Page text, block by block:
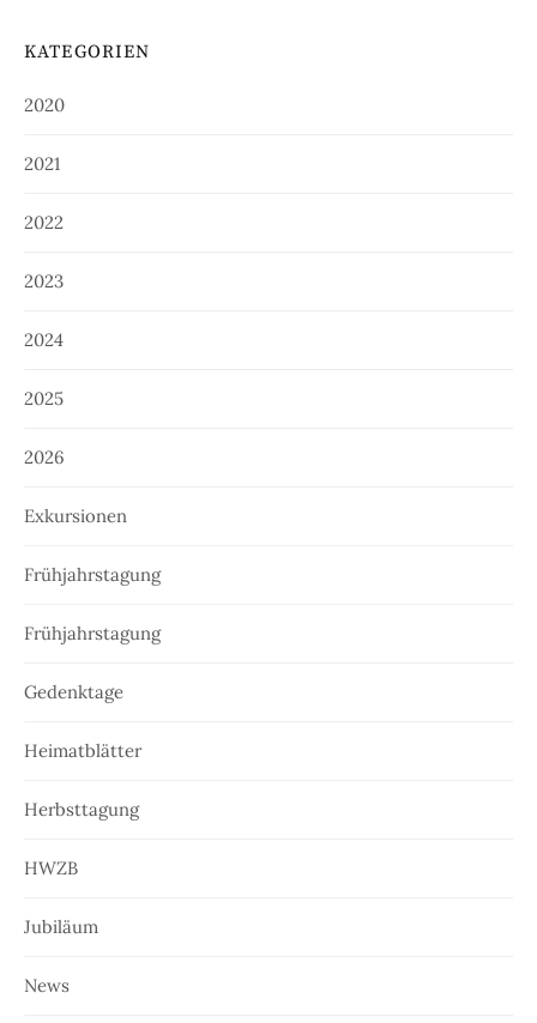
KATEGORIEN
2020
2021
2022
2023
2024
2025
2026
Exkursionen
Frühjahrstagung
Frühjahrstagung
Gedenktage
Heimatblätter
Herbsttagung
HWZB
Jubiläum
News